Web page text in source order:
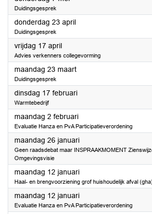
Duidingsgesprek
donderdag 23 april2026
Duidingsgesprek
vrijdag 17 april2026
Advies verkenners collegevorming
maandag 23 maart2026
Duidingsgesprek
dinsdag 17 februari2026
Warmtebedrijf
maandag 2 februari2026
Evaluatie Hanza en PvA Participatieverordening
maandag 26 januari2026
Geen raadsdebat maar INSPRAAKMOMENT
Omgevingsvisie
maandag 12 januari2026
Haal- en brengvoorziening grof huishoudelijk afval
maandag 12 januari2026
Evaluatie Hanza en PvA Participatieverordening